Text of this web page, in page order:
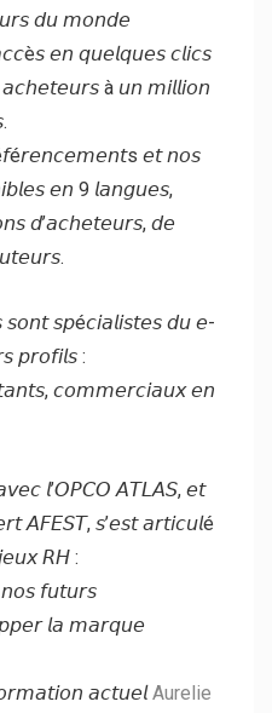
𝘥𝘶 𝘮𝘰𝘯𝘥𝘦
𝘦𝘯 𝘲𝘶𝘦𝘭𝘲𝘶𝘦𝘴 𝘤𝘭𝘪𝘤𝘴
à 𝘶𝘯 𝘮𝘪𝘭𝘭𝘪𝘰𝘯
𝘦𝘵 𝘯𝘰𝘴
𝘦𝘯 9 𝘭𝘢𝘯𝘨𝘶𝘦𝘴,
𝘥’𝘢𝘤𝘩𝘦𝘵𝘦𝘶𝘳𝘴, 𝘥𝘦
𝘴𝘱é𝘤𝘪𝘢𝘭𝘪𝘴𝘵𝘦𝘴 𝘥𝘶 𝘦-
:
𝘤𝘰𝘮𝘮𝘦𝘳𝘤𝘪𝘢𝘶𝘹 𝘦𝘯
𝘭’𝘖𝘗𝘊𝘖 𝘈𝘛𝘓𝘈𝘚, 𝘦𝘵
𝘈𝘍𝘌𝘚𝘛, 𝘴’𝘦𝘴𝘵 𝘢𝘳𝘵𝘪𝘤𝘶𝘭é
𝘙𝘏 :
𝘯𝘰𝘴 𝘧𝘶𝘵𝘶𝘳𝘴
𝘭𝘢 𝘮𝘢𝘳𝘲𝘶𝘦
𝘢𝘤𝘵𝘶𝘦𝘭Aurelie